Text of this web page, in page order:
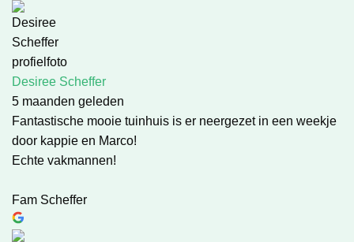
Desiree Scheffer
5 maanden geleden
Fantastische mooie tuinhuis is er neergezet in een weekje
door kappie en Marco!
Echte vakmannen!
Fam Scheffer